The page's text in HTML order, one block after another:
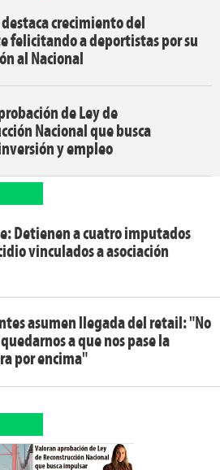
crecimiento del
felicitando a deportistas por su
al Nacional
de Ley de
Nacional que busca
y empleo
Detienen a cuatro imputados
vinculados a asociación
asumen llegada del retail: "No
a que nos pase la
por encima"